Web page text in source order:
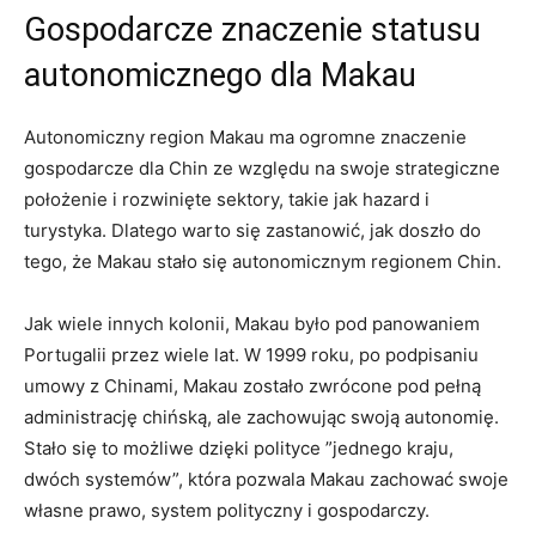
Gospodarcze ⁢znaczenie⁤ statusu
autonomicznego dla Makau
Autonomiczny⁤ region Makau ma ogromne ⁣znaczenie
gospodarcze dla Chin ze względu na swoje strategiczne
położenie⁣ i rozwinięte sektory, takie jak hazard i
turystyka. Dlatego warto​ się zastanowić, jak doszło do
tego, że Makau stało się⁣ autonomicznym ⁣regionem Chin.
Jak ‍wiele ⁢innych kolonii, Makau było pod panowaniem
Portugalii przez wiele lat. ⁢W‌ 1999 roku, po⁣ podpisaniu
umowy z Chinami, Makau zostało zwrócone pod pełną
administrację chińską, ale zachowując swoją autonomię.‌
Stało się to możliwe⁣ dzięki polityce ⁣”jednego ⁣kraju,
dwóch⁤ systemów”, która pozwala Makau‌ zachować swoje
własne prawo, system ‍polityczny i gospodarczy.